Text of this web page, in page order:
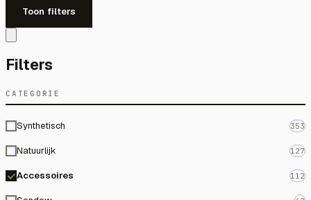
Toon filters
Filters
CATEGORIE
Synthetisch 353
Natuurlijk 127
Accessoires 112